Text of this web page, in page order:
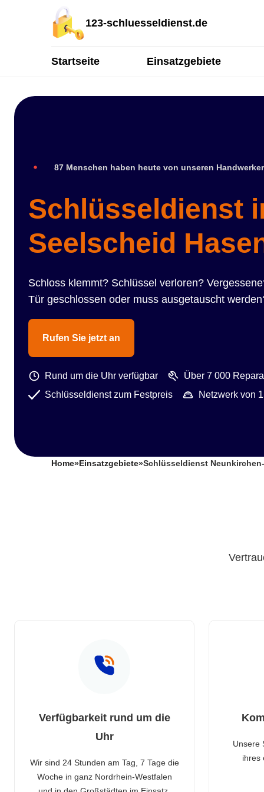
123-schluesseldienst.de
Startseite Einsatzgebiete
87 Menschen haben heute von unseren
Schlüsseldienst
Seelscheid
Schloss klemmt? Schlüssel verloren?
Tür geschlossen oder muss ausgetauscht
Rufen Sie jetzt an
Rund um die Uhr verfügbar
Über 7 000
Schlüsseldienst zum Festpreis
Netzwerk von
Home» Einsatzgebiete»Schlüsseldienst
Verfügbarkeit rund um die
Uhr
Wir sind 24 Stunden am Tag, 7 Tage die
Woche in ganz Nordrhein-Westfalen
Unsere
ihres